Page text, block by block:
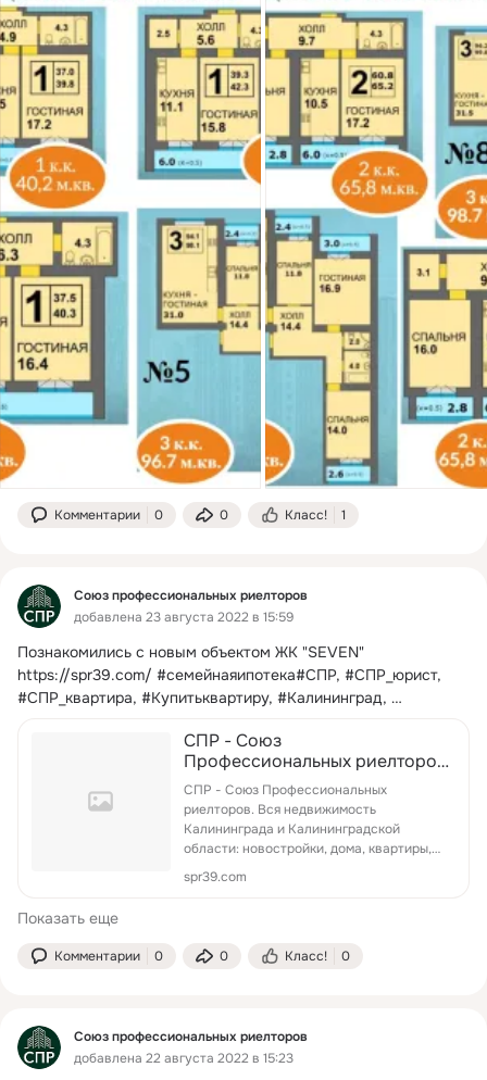
Комментарии 0 0 Класс! 1
Союз профессиональных риелторов
добавлена 23 августа 2022 в 15:59
Познакомились с новым объектом ЖК "SEVEN"
https://spr39.com/ #семейнаяипотека#СПР, #СПР_юрист,
#СПР_квартира, #Купитьквартиру, #Калининград,
СПР - Союз
Профессиональных риелторов.
Вся недвижимость
Калининграда и
Калининградской области:
новостройки, дома, квартир...
СПР - Союз Профессиональных
риелторов. Вся недвижимость
Калининграда и Калининградской
области: новостройки, дома, квартиры,
оф...
spr39.com
Показать еще
Комментарии 0 0 Класс! 0
Союз профессиональных риелторов
добавлена 22 августа 2022 в 15:23